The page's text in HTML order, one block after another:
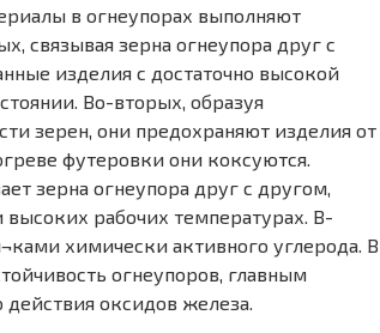
в огнеупорах выполняют
связывая зерна огнеупора друг с
изделия с достаточно высокой
Во-вторых, образуя
зерен, они предохраняют изделия от
футеровки они коксуются.
зерна огнеупора друг с другом,
рабочих температурах. В-
химически активного углерода. В
огнеупоров, главным
оксидов железа.